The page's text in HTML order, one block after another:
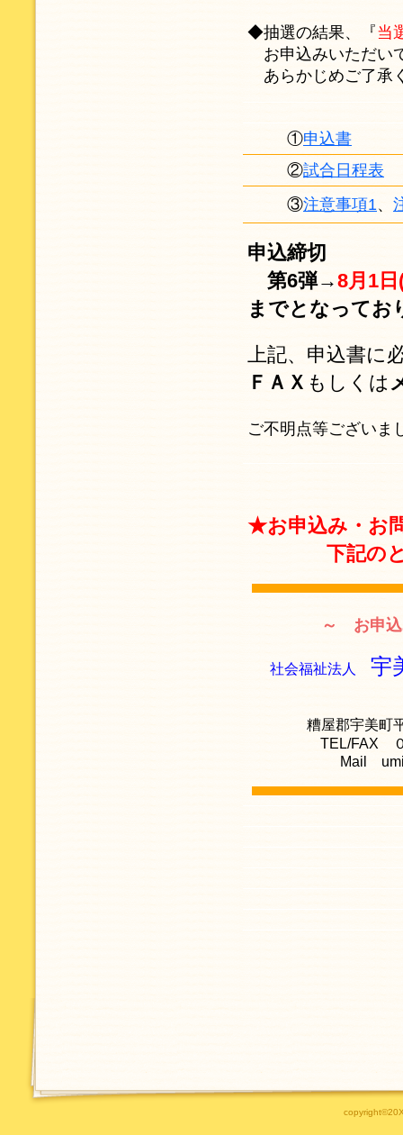
◆抽選の結果、『当
お申込みいただい
あらかじめご了承
①申込書
②試合日程表
③注意事項1、
申込締切
第6弾→8月1
までとなってお
上記、申込書に
ＦＡＸ もしくは
ご不明点等ございま
★お申込み・お
下記のとお
～ お申
社会福祉法人 宇
糟屋郡宇美町
TEL/FAX
Mail umi-